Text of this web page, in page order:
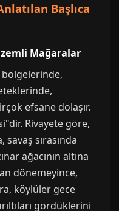
Başlıca
Mağaralar
bölgelerinde,
efsane dolaşır.
Rivayete göre,
sırasında
ağacının altına
dönemeyince,
köylüler gece
gördüklerini